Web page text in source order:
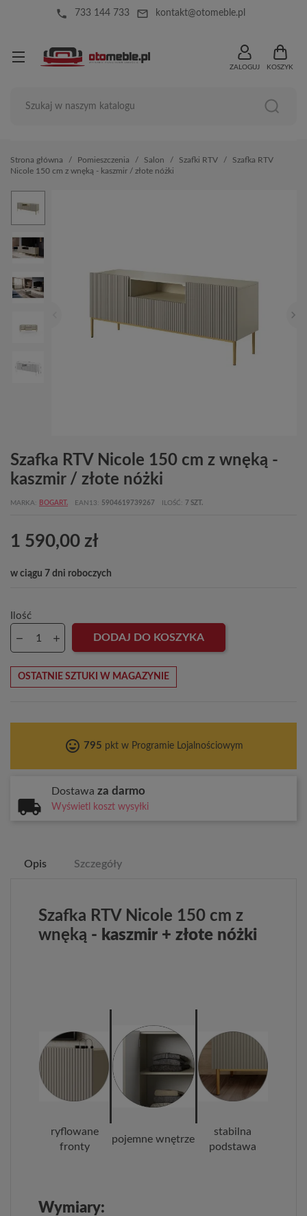
local_phone 733 144 733 mail_outline kontakt@otomeble.pl
ZALOGUJ KOSZYK
Strona główna Pomieszczenia Salon Szafki RTV
Szafka RTV
Nicole 150 cm z wnęką - kaszmir / złote nóżki
Szafka RTV Nicole 150 cm z wnęką -
kaszmir / złote nóżki
MARKA BOGART. EAN13 5904619739267 ILOŚĆ 7 SZT.
1 590,00 zł
w ciągu 7 dni roboczych
Ilość
DODAJ DO KOSZYKA
OSTATNIE SZTUKI W MAGAZYNIE
tag_faces 795 pkt w Programie Lojalnościowym
Dostawa za darmo
Wyświetl koszt wysyłki
Opis Szczegóły
Szafka RTV Nicole 150 cm z
wnęką - kaszmir + złote nóżki
ryflowane
fronty
pojemne wnętrze
stabilna
podstawa
Wymiary: